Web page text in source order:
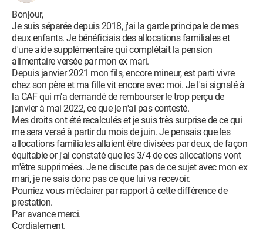
Bonjour,
Je suis séparée depuis 2018, j'ai la garde principale de mes
deux enfants. Je bénéficiais des allocations familiales et
d'une aide supplémentaire qui complétait la pension
alimentaire versée par mon ex mari.
Depuis janvier 2021 mon fils, encore mineur, est parti vivre
chez son père et ma fille vit encore avec moi. Je l'ai signalé à
la CAF qui m'a demandé de rembourser le trop perçu de
janvier à mai 2022, ce que je n'ai pas contesté.
Mes droits ont été recalculés et je suis très surprise de ce qui
me sera versé à partir du mois de juin. Je pensais que les
allocations familiales allaient être divisées par deux, de façon
équitable or j'ai constaté que les 3/4 de ces allocations vont
m'être supprimées. Je ne discute pas de ce sujet avec mon ex
mari, je ne sais donc pas ce que lui va recevoir.
Pourriez vous m'éclairer par rapport à cette différence de
prestation.
Par avance merci.
Cordialement.